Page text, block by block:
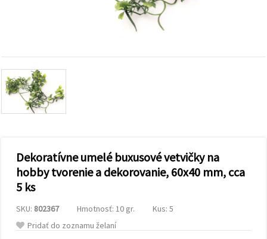
zobrazovali
obsah a
reklamu, aj
s pomocou
našich
partnerov
Môžete
súhlasiť s
používaním
všetkých
cookie
kliknutím
na "Prijať
všetky!"
Dekoratívne umelé buxusové vetvičky na
hobby tvorenie a dekorovanie, 60x40 mm, cca
5 ks
SKU: 802367 Hmotnosť: 10 gr.
Kus: 5
Pridať do zoznamu želaní